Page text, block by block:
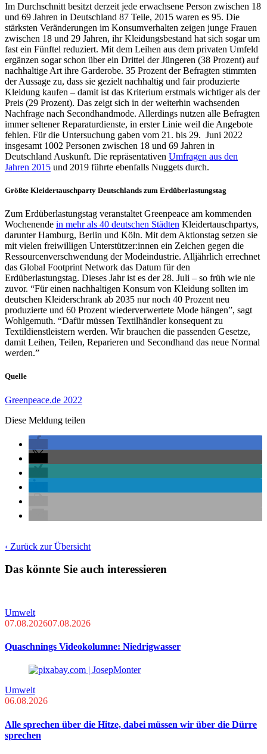
Im Durchschnitt besitzt derzeit jede erwachsene Person zwischen 18
und 69 Jahren in Deutschland 87 Teile, 2015 waren es 95. Die
stärksten Veränderungen im Konsumverhalten zeigen junge Frauen
zwischen 18 und 29 Jahren, ihr Kleidungsbestand hat sich sogar um
fast ein Fünftel reduziert. Mit dem Leihen aus dem privaten Umfeld
ergänzen sogar schon über ein Drittel der Jüngeren (38 Prozent) auf
nachhaltige Art ihre Garderobe. 35 Prozent der Befragten stimmten
der Aussage zu, dass sie gezielt nachhaltig und fair produzierte
Kleidung kaufen – damit ist das Kriterium erstmals wichtiger als der
Preis (29 Prozent). Das zeigt sich in der weiterhin wachsenden
Nachfrage nach Secondhandmode. Allerdings nutzen alle Befragten
immer seltener Reparaturdienste, in erster Linie weil die Angebote
fehlen. Für die Untersuchung gaben vom 21. bis 29. Juni 2022
insgesamt 1002 Personen zwischen 18 und 69 Jahren in
Deutschland Auskunft. Die repräsentativen Umfragen aus den
Jahren 2015 und 2019 führte ebenfalls Nuggets durch.
Größte Kleidertauschparty Deutschlands zum Erdüberlastungstag
Zum Erdüberlastungstag veranstaltet Greenpeace am kommenden
Wochenende in mehr als 40 deutschen Städten Kleidertauschpartys,
darunter Hamburg, Berlin und Köln. Mit dem Aktionstag setzen sie
mit vielen freiwilligen Unterstützer:innen ein Zeichen gegen die
Ressourcenverschwendung der Modeindustrie. Alljährlich errechnet
das Global Footprint Network das Datum für den
Erdüberlastungstag. Dieses Jahr ist es der 28. Juli – so früh wie nie
zuvor. “Für einen nachhaltigen Konsum von Kleidung sollten im
deutschen Kleiderschrank ab 2035 nur noch 40 Prozent neu
produzierte und 60 Prozent wiederverwertete Mode hängen”, sagt
Wohlgemuth. “Dafür müssen Textilhändler konsequent zu
Textildienstleistern werden. Wir brauchen die passenden Gesetze,
damit Leihen, Teilen, Reparieren und Secondhand das neue Normal
werden.”
Quelle
Greenpeace.de 2022
Diese Meldung teilen
‹ Zurück zur Übersicht
Das könnte Sie auch interessieren
Umwelt
07.08.202607.08.2026
Quaschnings Videokolumne: Niedrigwasser
Umwelt
06.08.2026
Alle sprechen über die Hitze, dabei müssen wir über die Dürre
sprechen